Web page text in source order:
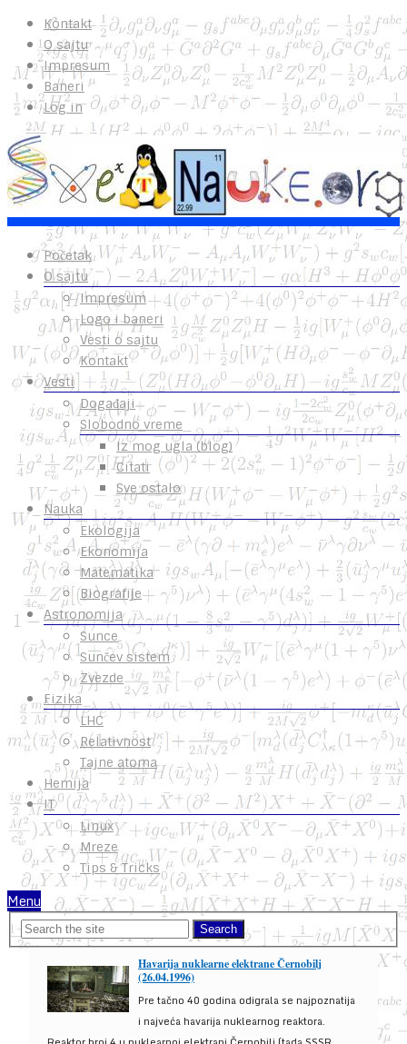
Kontakt
O sajtu
Impresum
Baneri
Log in
Početak
O sajtu
Impresum
Logo i baneri
Vesti o sajtu
Kontakt
Vesti
Događaji
Slobodno vreme
Iz mog ugla (blog)
Citati
Sve ostalo
Nauka
Ekologija
Ekonomija
Matematika
Biografije
Astronomija
Sunce
Sunčev sistem
Zvezde
Fizika
LHC
Relativnost
Tajne atoma
Hemija
IT
Linux
Mreze
Tips & Tricks
Menu
Havarija nuklearne elektrane Černobilj
(26.04.1996)
Pre tačno 40 godina odigrala se najpoznatija
i najveća havarija nuklearnog reaktora.